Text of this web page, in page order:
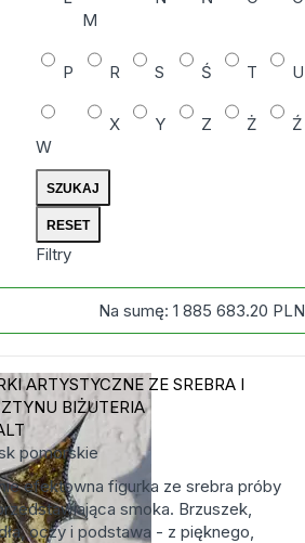
M
P R S Ś T U
W
X Y Z Ż Ź
Filtry
Na sumę: 1 885 683.20 PLN
ARTYSTYCZNE ZE SREBRA I
BIŻUTERIA
pomorskie
efektowna figurka ze srebra próby
smoka. Brzuszek,
oczy i podstawa - z pięknego,